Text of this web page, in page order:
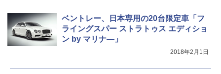
ベントレー、日本専用の20台限定車「フ
ライングスパー ストラトゥス エディショ
ン by マリナ―」
2018年2月1日